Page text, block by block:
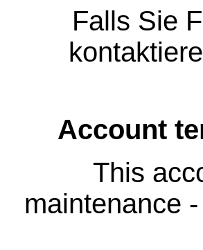
Falls Sie
Account
This
maintenance